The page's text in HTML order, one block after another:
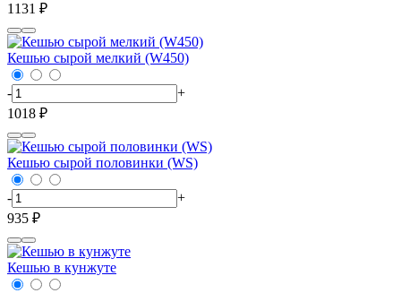
1131 ₽
Кешью сырой мелкий (W450)
-
+
1018 ₽
Кешью сырой половинки (WS)
-
+
935 ₽
Кешью в кунжуте